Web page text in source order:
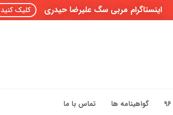
اینستاگرام مربی سگ علیرضا حیدری کلیک کنید
گواهینامه ها تماس با ما